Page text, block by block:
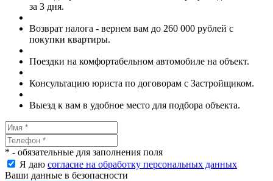
за 3 дня.
Возврат налога - вернем вам до 260 000 рублей с
покупки квартиры.
Поездки на комфортабельном автомобиле на объект.
Консультацию юриста по договорам с Застройщиком.
Выезд к вам в удобное место для подбора объекта.
* - обязательные для заполнения поля
Я даю согласие на обработку персональных данных
Ваши данные в безопасности